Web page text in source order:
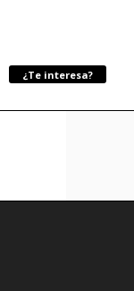
¿Te interesa?